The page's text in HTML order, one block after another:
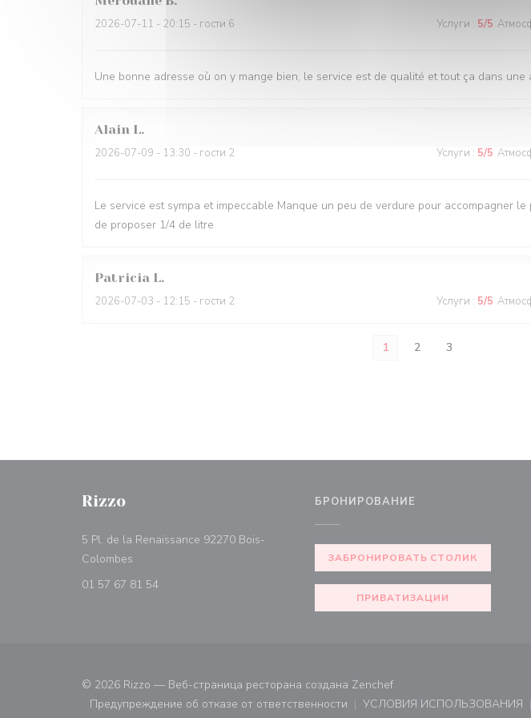
2026-07-11 - 20:15 - гости 6 Услуги : 5/5
Une bonne adresse où on y mange bien, le service est de qualité et tout ça dans une
Alain L
2026-07-09 - 13:30 - гости 2 Услуги : 5/5
Le service est sympa et impeccable Manque un peu de verdure pour accompagner
de proposer 1/4 de litre
Patricia L
2026-07-03 - 12:15 - гости 2 Услуги : 5/5
1 2 3
Rizzo
5 Pl. de la Renaissance 92270 Bois-
Colombes
01 57 67 81 54
БРОНИРОВАНИЕ
ЗАБРОНИРОВАТЬ СТОЛИК
ПРИВАТИЗАЦИИ
© 2026 Rizzo — Веб-страница ресторана создана Zenchef((открывается в новом
Предупреждение об отказе от ответственности
((открывается в новом окне))
УСЛОВИЯ ИСПОЛЬЗОВАНИЯ
((открывается